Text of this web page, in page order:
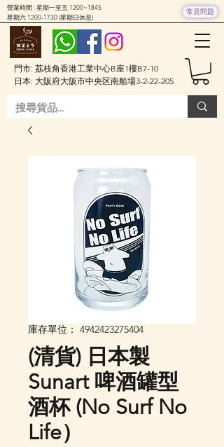
門市: 荔枝角香港工業中心B座1樓B7-10
日本: 大阪府大阪市中央区南船場3-2-22-205
營業時間 : 星期一至五 1200~1845
星期六 1200-1730(星期日休息)
常見問題
庫存單位： 4942423275404
(清貨) 日本製
Sunart 啤酒罐型
酒杯 (No Surf No
Life）